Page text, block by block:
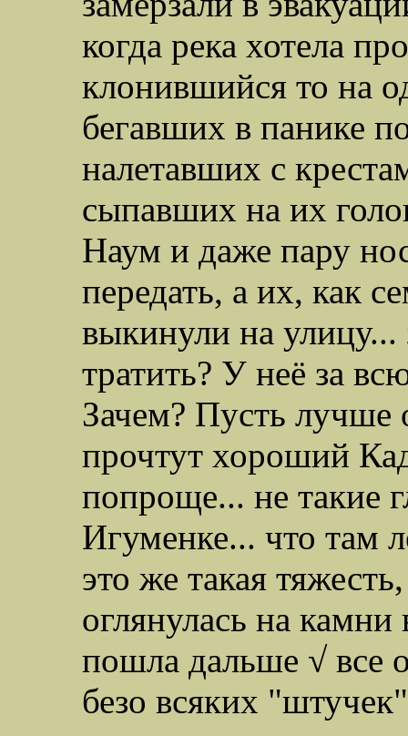
когда река хотела
клонившийся то на
бегавших в панике
налетавших с
сыпавших на их
Наум и даже пару
передать, а их, как
выкинули на улицу...
тратить? У неё за
Зачем? Пусть лучше
прочтут хороший
попроще... не такие
Игуменке... что там
это же такая
оглянулась на
пошла дальше √ все
безо всяких